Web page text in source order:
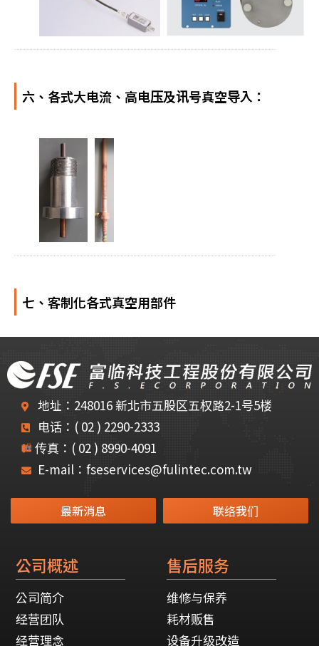
六、各式大电流、高电压及讯号真空导入：
七、客制化各式真空用部件
地址：248016 新北市五股区五权路2-1号5楼
电话：( 02 ) 2290-2333
传真：( 02 ) 8990-4091
E-mail：fseservices@fulintec.com.tw
最新消息 联络我们
公司概述
公司简介
经营团队
经营理念
售后服务
维修与保养
耗材贩售
设备升级改造